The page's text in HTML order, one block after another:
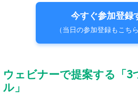
今すぐ参加登録
（当日の参加登録もこち
ウェビナーで提案する「3
ル」